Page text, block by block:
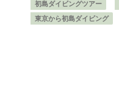
初島ダイビングツアー
東京から初島ダイビング